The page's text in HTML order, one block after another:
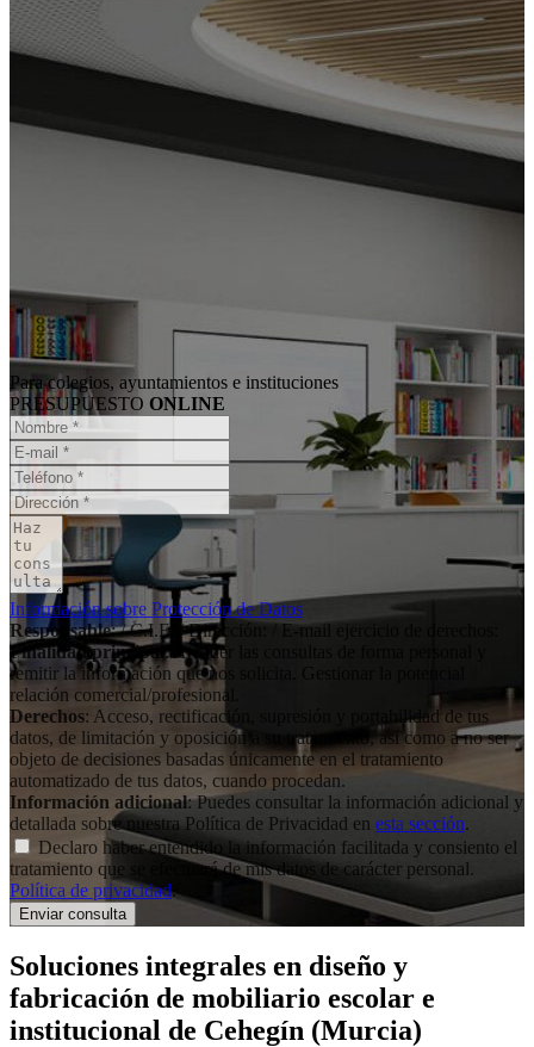
Para colegios, ayuntamientos e instituciones
PRESUPUESTO ONLINE
Información sobre Protección de Datos
Responsable: / C.I.F: / Dirección: / E-mail ejercicio de derechos:
Finalidad principal : Atender las consultas de forma personal y
remitir la información que nos solicita. Gestionar la potencial
relación comercial/profesional.
Derechos: Acceso, rectificación, supresión y portabilidad de tus
datos, de limitación y oposición a su tratamiento, así como a no ser
objeto de decisiones basadas únicamente en el tratamiento
automatizado de tus datos, cuando procedan.
Información adicional: Puedes consultar la información adicional y
detallada sobre nuestra Política de Privacidad en esta sección.
Declaro haber entendido la información facilitada y consiento el
tratamiento que se efectuará de mis datos de carácter personal.
Política de privacidad.
Soluciones integrales en diseño y
fabricación de mobiliario escolar e
institucional de Cehegín (Murcia)